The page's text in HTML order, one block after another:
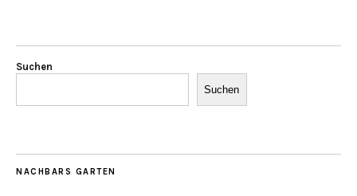
Suchen
Suchen
NACHBARS GARTEN